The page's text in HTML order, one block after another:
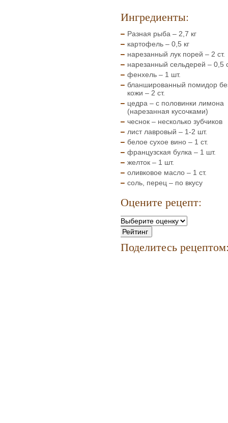
Ингредиенты:
Разная рыба – 2,7 кг
картофель – 0,5 кг
нарезанный лук порей – 2 ст.
нарезанный сельдерей – 0,5
фенхель – 1 шт.
бланшированный помидор
кожи – 2 ст.
цедра – с половинки лимона
(нарезанная кусочками)
чеснок – несколько зубчиков
лист лавровый – 1-2 шт.
белое сухое вино – 1 ст.
французская булка – 1 шт.
желток – 1 шт.
оливковое масло – 1 ст.
соль, перец – по вкусу
Оцените рецепт:
Поделитесь